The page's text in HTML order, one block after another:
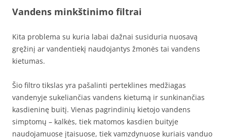
Vandens minkštinimo filtrai
Kita problema su kuria labai dažnai susiduria nuosavą
gręžinį ar vandentiekį naudojantys žmonės tai vandens
kietumas.
Šio filtro tikslas yra pašalinti perteklines medžiagas
vandenyje sukeliančias vandens kietumą ir sunkinančias
kasdieninę buitį. Vienas pagrindinių kietojo vandens
simptomų – kalkės, tiek matomos kasdien buityje
naudojamuose įtaisuose, tiek vamzdynuose kuriais vanduo